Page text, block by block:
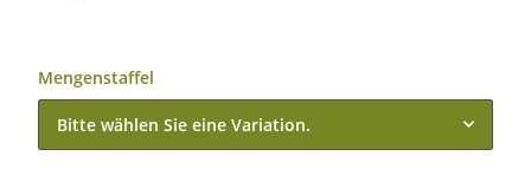
Mengenstaffel
Bitte wählen Sie eine Variation.